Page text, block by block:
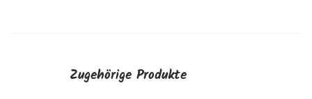
Zugehörige Produkte